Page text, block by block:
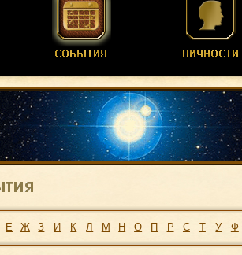
Е Ж З И К Л М Н О П Р С Т У Ф